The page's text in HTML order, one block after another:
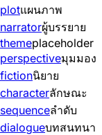
plotแผนภาพ
narratorผู้บรรยาย
themeplaceholder
perspectiveมุมมอง
fictionนิยาย
characterลักษณะ
sequenceลำดับ
dialogueบทสนทนา